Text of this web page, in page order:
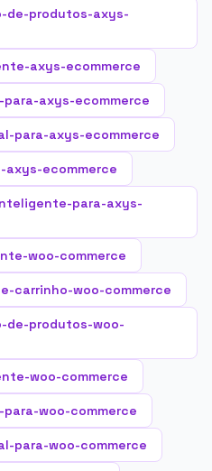
de-produtos-axys-
axys-ecommerce
axys-ecommerce
para-axys-ecommerce
ecommerce
para-axys-
woo-commerce
carrinho-woo-commerce
de-produtos-woo-
woo-commerce
woo-commerce
para-woo-commerce